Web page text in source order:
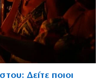
Δείτε ποιοι